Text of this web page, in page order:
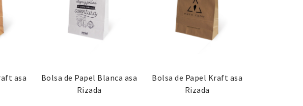
asa
Bolsa de Papel Blanca asa
Rizada
Bolsa de Papel Kraft asa
Rizada